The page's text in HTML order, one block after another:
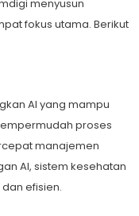
menyusun
fokus utama. Berikut
AI yang mampu
proses
manajemen
AI, sistem kesehatan
efisien.